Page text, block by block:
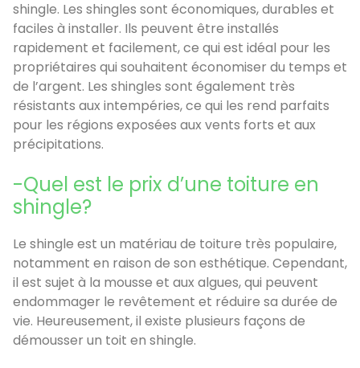
shingle. Les shingles sont économiques, durables et
faciles à installer. Ils peuvent être installés
rapidement et facilement, ce qui est idéal pour les
propriétaires qui souhaitent économiser du temps et
de l’argent. Les shingles sont également très
résistants aux intempéries, ce qui les rend parfaits
pour les régions exposées aux vents forts et aux
précipitations.
-Quel est le prix d’une toiture en
shingle?
Le shingle est un matériau de toiture très populaire,
notamment en raison de son esthétique. Cependant,
il est sujet à la mousse et aux algues, qui peuvent
endommager le revêtement et réduire sa durée de
vie. Heureusement, il existe plusieurs façons de
démousser un toit en shingle.